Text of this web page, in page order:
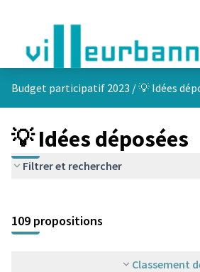
Budget participatif 2023 /💡 Idées
💡 Idées déposées
Filtrer et rechercher
+
−
109 propositions
Classement